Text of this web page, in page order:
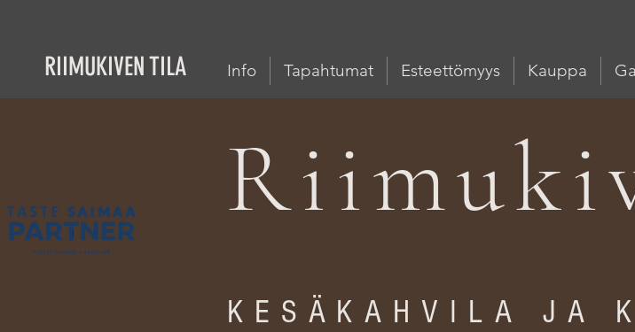
RIIMUKIVEN TILA Info Tapahtumat Esteettömyys Kauppa
KESÄKAHVILA JA